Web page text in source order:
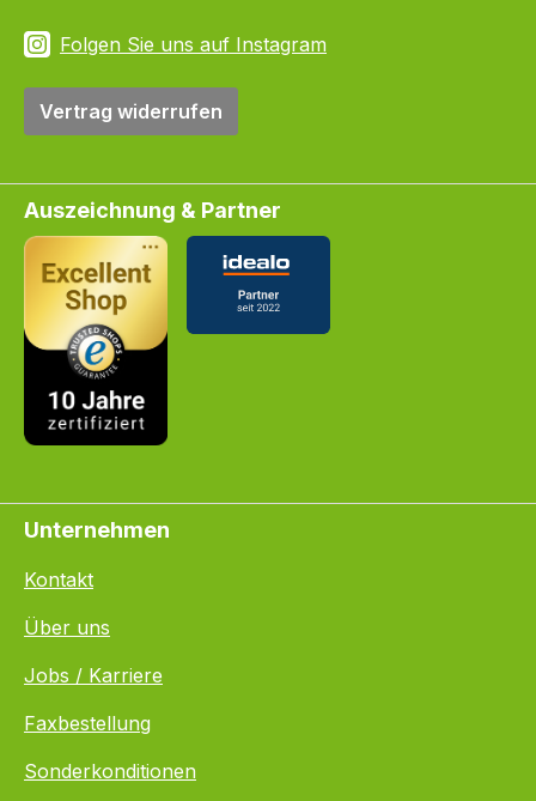
Folgen Sie uns auf Instagram
Vertrag widerrufen
Auszeichnung & Partner
Unternehmen
Kontakt
Über uns
Jobs / Karriere
Faxbestellung
Sonderkonditionen